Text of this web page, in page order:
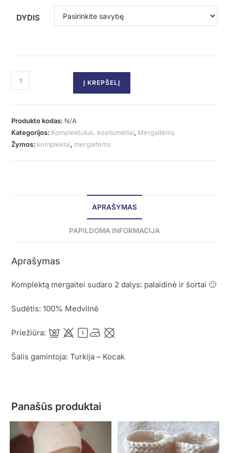
DYDIS
Į KREPŠELĮ
Produkto kodas: N/A
Kategorijos: Komplektukai, kostiumėliai, Mergaitėms
Žymos: komplektai, mergaitėms
APRAŠYMAS
PAPILDOMA INFORMACIJA
Aprašymas
Komplektą mergaitei sudaro 2 dalys: palaidinė ir šortai 🙂
Sudėtis: 100% Medvilnė
Priežiūra:
Šalis gamintoja: Turkija – Kocak
Panašūs produktai